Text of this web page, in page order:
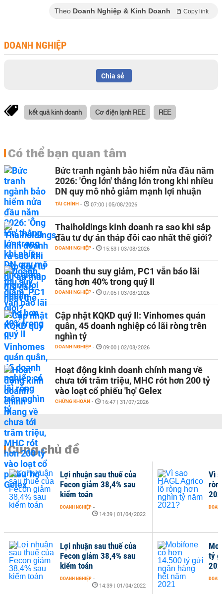
Theo Doanh Nghiệp & Kinh Doanh Copy link
DOANH NGHIỆP
Chia sẻ
kết quả kinh doanh Cơ điện lạnh REE REE
Có thể bạn quan tâm
Bức tranh ngành bảo hiểm nửa đầu năm
2026: 'Ông lớn' thắng lớn trong khi nhiều
DN quy mô nhỏ giảm mạnh lợi nhuận
TÀI CHÍNH - 07:00 | 05/08/2026
Thaiholdings kinh doanh ra sao khi sắp
đầu tư dự án tháp đôi cao nhất thế giới?
DOANH NGHIỆP - 15:53 | 03/08/2026
Doanh thu suy giảm, PC1 vẫn báo lãi
tăng hơn 40% trong quý II
DOANH NGHIỆP - 07:05 | 03/08/2026
Cập nhật KQKD quý II: Vinhomes quán
quân, 45 doanh nghiệp có lãi ròng trên
nghìn tỷ
DOANH NGHIỆP - 09:00 | 02/08/2026
Hoạt động kinh doanh chính mang về
chưa tới trăm triệu, MHC rót hơn 200 tỷ
vào loạt cổ phiếu 'họ' Gelex
CHỨNG KHOÁN - 16:47 | 31/07/2026
Cùng chủ đề
tỷ
Lợi nhuận sau thuế của
Fecon giảm 38,4% sau
kiểm toán
DOANH NGHIỆP -
14:39 | 01/04/2022
Lợi nhuận sau thuế của
Fecon giảm 38,4% sau
kiểm toán
DOANH NGHIỆP -
14:39 | 01/04/2022
Vì